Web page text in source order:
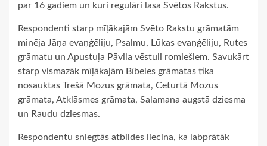
par 16 gadiem un kuri regulāri lasa Svētos Rakstus.
Respondenti starp mīļākajām Svēto Rakstu grāmatām
minēja Jāņa evaņģēliju, Psalmu, Lūkas evaņģēliju, Rutes
grāmatu un Apustuļa Pāvila vēstuli romiešiem. Savukārt
starp vismazāk mīļākajām Bībeles grāmatas tika
nosauktas Trešā Mozus grāmata, Ceturtā Mozus
grāmata, Atklāsmes grāmata, Salamana augstā dziesma
un Raudu dziesmas.
Respondentu sniegtās atbildes liecina, ka labprātāk